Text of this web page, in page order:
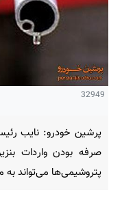
32949
پرشین خودرو: نایب
صرفه بودن واردات
پتروشیمی‌ها می‌تواند